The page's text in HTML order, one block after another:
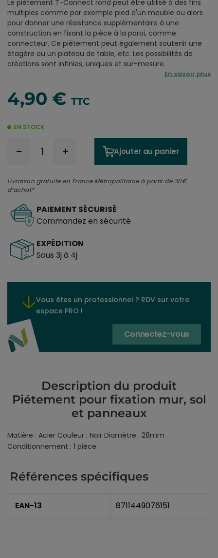
Le piétement T-Connect rond peut être utilisé à des fins
multiples comme par exemple pied d'un meuble ou alors
pour donner une résistance supplémentaire à une
construction en fixant la pièce à la paroi, comme
connecteur. Ce piètement peut également soutenir une
étagère ou un plateau de table, etc. Les possibilités de
créations sont infinies, uniques et sur-mesure.
En savoir plus
4,90 € TTC
EN STOCK
Ajouter au panier
Livraison gratuite en France Métropolitaine à partir de 30€
d’achat*
PAIEMENT SÉCURISÉ
Commandez en sécurité
EXPÉDITION
Sous 3j à 4j
Vous êtes un professionnel ? RDV sur votre
espace PRO !
Connectez-vous
Description du produit
Piétement pour fixation mur, sol
et panneaux
Matière : Acier Couleur : Noir Diamètre : 28mm
Conditionnement : 1 pièce
Références spécifiques
EAN-13 8711449076151